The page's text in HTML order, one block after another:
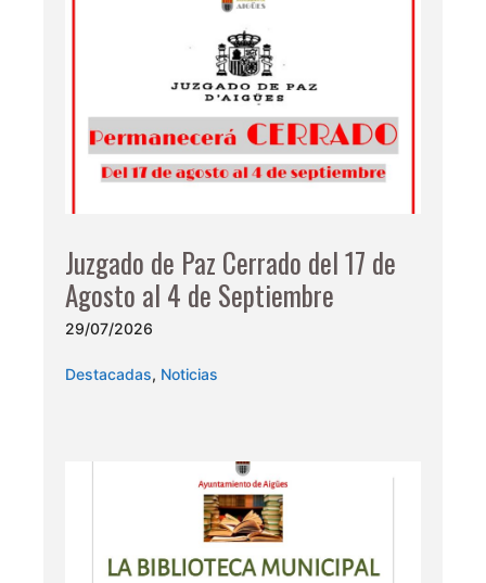
Juzgado de Paz Cerrado del 17 de
Agosto al 4 de Septiembre
29/07/2026
Destacadas, Noticias